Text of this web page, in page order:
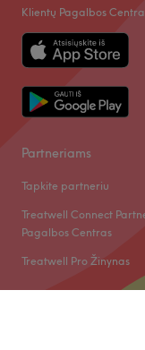
Klientų Pagalbos
Partneriams
Tapkite partneriu
Treatwell Connect
Pagalbos Centras
Treatwell Pro Žinynas